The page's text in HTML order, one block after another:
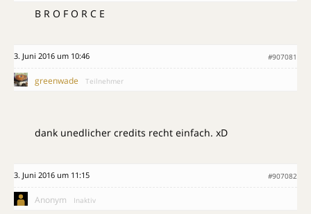
B R O F O R C E
3. Juni 2016 um 10:46 #907081
greenwade Teilnehmer
dank unedlicher credits recht einfach. xD
3. Juni 2016 um 11:15 #907082
Anonym Inaktiv